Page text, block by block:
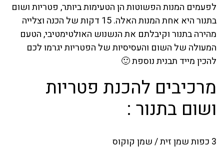
לפעמים המנות הפשוטות הן הטעימות ביותר, פטריות ושום
בתנור היא אחת המנות האלה. 15 דקות של הכנה וצלייה
מהירה בתנור וקיבלתם את הנשנוש האולטימטיבי, הטעם
המעולה של השום והעסיסיות של הפטריות יגרמו לכם
להכין מייד תבנית נוספת 🙂
מרכיבים להכנת פטריות
ושום בתנור :
3 כפות שמן זית / שמן קוקוס